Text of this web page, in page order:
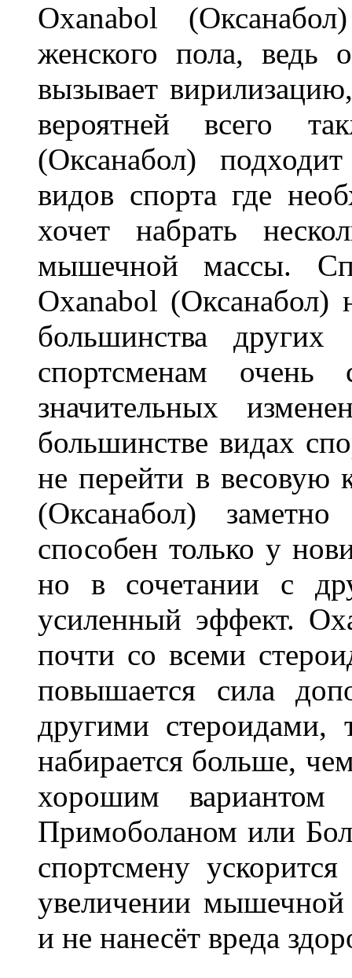
Oxanabol
женского пола, ведь
вызывает
вероятней всего
(Оксанабол)
видов спорта где
хочет набрать
мышечной массы.
Oxanabol (Оксанабол)
большинства
спортсменам
значительных
большинстве видах
не перейти в весовую
(Оксанабол)
способен только у
но в сочетании с
усиленный эффект.
почти со всеми
повышается сила
другими
набирается больше,
хорошим вариантом
Примоболаном или
спортсмену
увеличении мышечной
и не нанесёт вреда